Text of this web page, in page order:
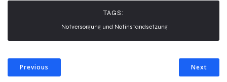
TAGS:
Notversorgung und Notinstandsetzung
Previous Next